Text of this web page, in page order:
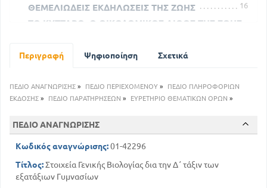
ΘΕΜΕΛΙΩΔΕΙΣ ΕΚΔΗΛΩΣΕΙΣ ΤΗΣ ΖΩΗΣ 16
ΤΟ ΚΥΤΤΑΡΟ, Ο ΟΙΚΟΔΟΜΙΚΟΣ ΛΙΘΟΣ ΤΗΣ ΖΩΗΣ
ΓΕΝΗΣΗ ΤΩΝ ΟΡΓΑΝΙΣΜΩΝ ΚΑΙ
ΚΛΗΡΟΝΟΜΙΚΟΤΗΤΑ
ΕΠΙΛΟΓΟΣ
ΟΡΓΑΝΙΚΑ, ΑΝΟΡΓΑΝΑ ΚΑΙ ΝΕΚΡΑ ΦΥΣΙΚΑ ΣΩΜΑΤΑ
ΘΕΜΕΛΙΩΔΕΙΣ ΕΚΔΗΛΩΣΕΙΣ ΤΗΣ ΖΩΗΣ
ΤΟ ΚΥΤΤΑΡΟ, Ο ΟΙΚΟΔΟΜΙΚΟΣ ΛΙΘΟΣ ΤΗΣ ΖΩΗΣ
ΣΥΝΘΗΚΕΣ, ΕΞ ΩΝ ΕΞΑΡΤΑΤΑΙ Η ΖΩΗ
Περιγραφή Ψηφιοποίηση Σχετικά
ΠΕΔΙΟ ΑΝΑΓΝΩΡΙΣΗΣ » ΠΕΔΙΟ ΠΕΡΙΕΧΟΜΕΝΟΥ »
ΠΕΔΙΟ ΠΛΗΡΟΦΟΡΙΩΝ
ΕΚΔΟΣΗΣ » ΠΕΔΙΟ ΠΑΡΑΤΗΡΗΣΕΩΝ » ΕΥΡΕΤΗΡΙΟ ΘΕΜΑΤΙΚΩΝ ΟΡΩΝ »
ΠΕΔΙΟ ΑΝΑΓΝΩΡΙΣΗΣ
Κωδικός αναγνώρισης:01-42296
Τίτλος:Στοιχεία Γενικής Βιολογίας δια την Δ΄ τάξιν των
εξατάξιων Γυμνασίων